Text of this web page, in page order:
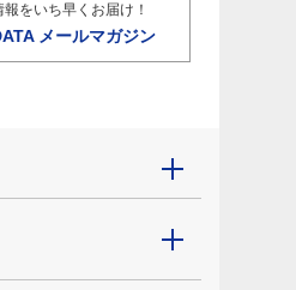
報をいち早くお届け！
メールマガジン